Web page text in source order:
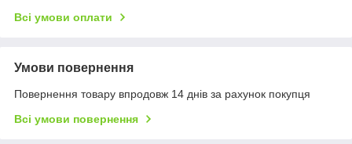
Всі умови оплати
Умови повернення
Повернення товару впродовж 14 днів за рахунок покупця
Всі умови повернення